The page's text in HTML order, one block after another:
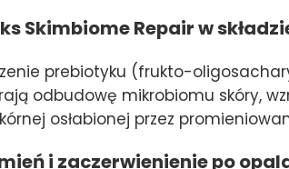
Skimbiome Repair w
prebiotyku (frukto-
odbudowę mikrobiomu skóry,
osłabionej przez
i zaczerwienienie po